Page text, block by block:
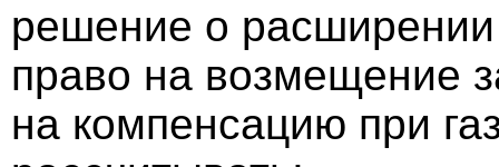
решение о
право на возмещение
на компенсацию при